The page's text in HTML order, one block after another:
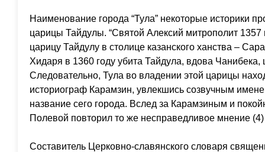
Наименование города “Тула” некоторые историки
царицы Тайдулы. “Святой Алексий митрополит
царицу Тайдулу в столице казанского ханства –
Хидаря в 1360 году убита Тайдула, вдова Чанибека,
Следовательно, Тула во владении этой царицы
историограф Карамзин, увлекшись созвучным
название сего города. Вслед за Карамзиным и
Полевой повторил то же несправедливое мнение (4)
Составитель Церковно-славянского словаря